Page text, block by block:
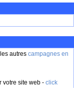
autres campagnes en
votre site web - click